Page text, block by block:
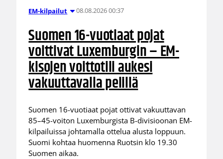
EM-kilpailut 08.08.2026 00:37
Suomen 16-vuotiaat pojat
voittivat Luxemburgin – EM-
kisojen voittotili aukesi
vakuuttavalla pelillä
Suomen 16-vuotiaat pojat ottivat vakuuttavan
85–45-voiton Luxemburgista B-divisioonan EM-
kilpailuissa johtamalla ottelua alusta loppuun.
Suomi kohtaa huomenna Ruotsin klo 19.30
Suomen aikaa.